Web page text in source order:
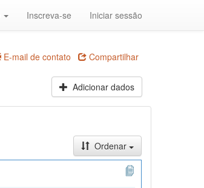
Inscreva-se Iniciar sessão
E-mail de contato Compartilhar
Adicionar dados
Ordenar